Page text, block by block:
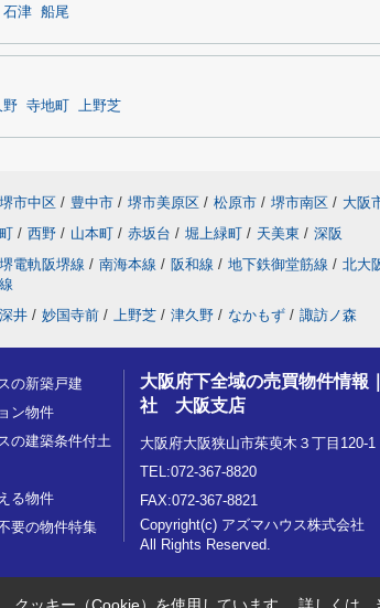
石津 船尾
野 寺地町 上野芝
堺市中区 / 豊中市 / 堺市美原区 / 松原市 / 堺市南区 / 大阪
/ 西野 / 山本町 / 赤坂台 / 堀上緑町 / 天美東 / 深阪
電軌阪堺線 / 南海本線 / 阪和線 / 地下鉄御堂筋線 / 北大
深井 / 妙国寺前 / 上野芝 / 津久野 / なかもず / 諏訪ノ森
の新築戸建
ン物件
の建築条件付土
る物件
要の物件特集
大阪府下全域の売買物件情報
社 大阪支店
大阪府大阪狭山市茱萸木３丁目120-1
TEL:072-367-8820
FAX:072-367-8821
Copyright(c) アズマハウス株式会社
All Rights Reserved.